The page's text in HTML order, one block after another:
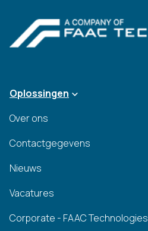
Oplossingen
Over ons
Contactgegevens
Nieuws
Vacatures
Corporate - FAAC Technologies